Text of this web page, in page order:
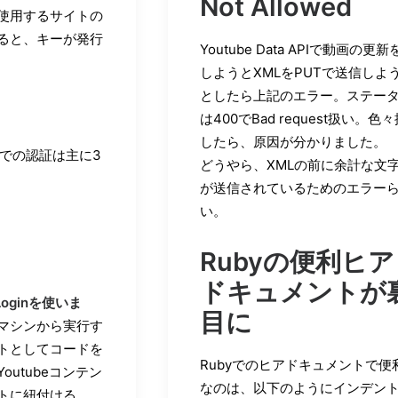
用するサイトの
と、キーが発行
の認証は主に3
を使いま
シンから実行す
としてコードを
コンテン
に紐付ける
Not Allowed
Youtube Data APIで動画の更新
しようとXMLをPUTで送信しよ
としたら上記のエラー。ステー
は400でBad request扱い。色々
したら、原因が分かりました。
どうやら、XMLの前に余計な文
が送信されているためのエラー
い。
Rubyの便利ヒア
ドキュメントが
目に
Rubyでのヒアドキュメントで便
なのは、以下のようにインデン